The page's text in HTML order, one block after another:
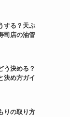
する？天ぷ
司店の油管
う決める？
決め方ガイ
りの取り方